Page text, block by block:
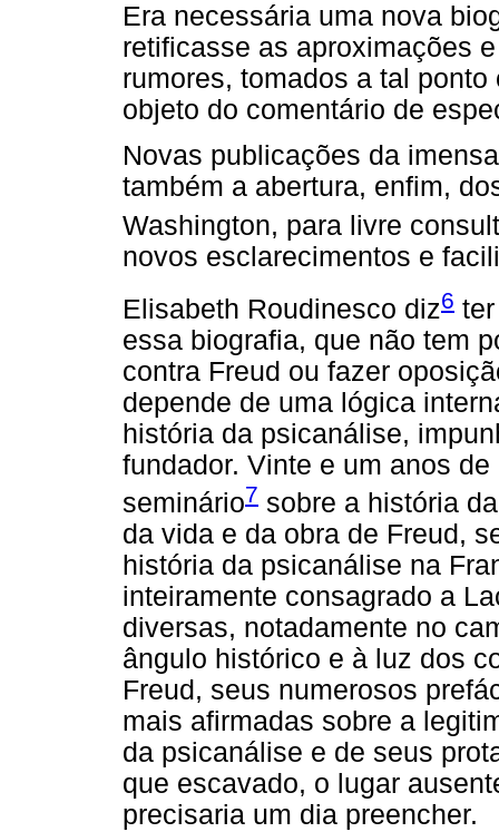
Era necessária uma nova
retificasse as aproximações
rumores, tomados a tal
objeto do comentário de
Novas publicações da
também a abertura, enfim,
Washington, para livre
novos esclarecimentos e
Elisabeth Roudinesco diz6
essa biografia, que não tem
contra Freud ou fazer
depende de uma lógica
história da psicanálise,
fundador. Vinte e um anos
seminário7 sobre a história
da vida e da obra de Freud,
história da psicanálise na
inteiramente consagrado a
diversas, notadamente no
ângulo histórico e à luz dos
Freud, seus numerosos
mais afirmadas sobre a
da psicanálise e de seus
que escavado, o lugar
precisaria um dia preencher.